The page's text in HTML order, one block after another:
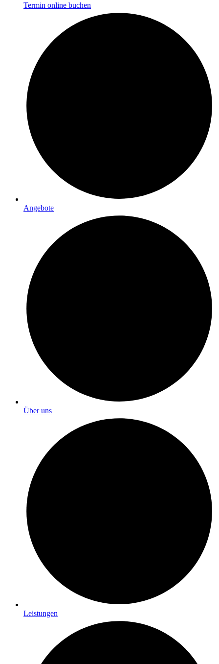
Termin online buchen
Angebote
Über uns
Leistungen